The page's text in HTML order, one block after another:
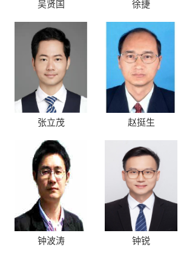
吴贤国 徐捷
张立茂 赵挺生
钟波涛 钟锐